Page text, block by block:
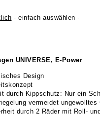
- einfach auswählen -
UNIVERSE, E-Power
Design
durch Kippschutz: Nur ein
vermeidet ungewolltes
durch 2 Räder mit Roll-